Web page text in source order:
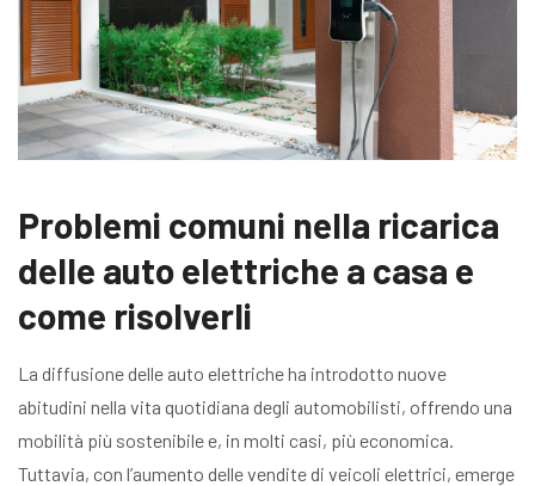
Problemi comuni nella ricarica
delle auto elettriche a casa e
come risolverli
La diffusione delle auto elettriche ha introdotto nuove
abitudini nella vita quotidiana degli automobilisti, offrendo una
mobilità più sostenibile e, in molti casi, più economica.
Tuttavia, con l’aumento delle vendite di veicoli elettrici, emerge